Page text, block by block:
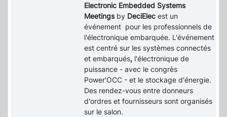
Electronic Embedded Systems
Meetingsby DeciElecest un
événement pour les professionnels de
l'électronique embarquée. L'événement
est centré sur les systèmes connectés
et embarqués, l'électronique de
puissance - avec le congrès
Power'OCC - et le stockage d'énergie.
Des rendez-vous entre donneurs
d'ordres et fournisseurs sont organisés
sur le salon.